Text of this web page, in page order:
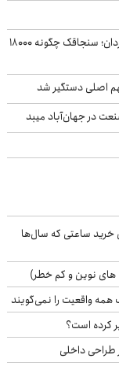
۲۰۰ میلیون سال زندگی بدون تغییر یک هواگرد سرگردان؛ سنجاقک‌ چگونه ۱۸۰۰۰
اصلی دستگیر شد
در جهان‌آباد میبد
خرید ساعتی که سال‌ها
نوین و کم خطر)
واقعیت را نمی‌گویند
طراحی داخلی